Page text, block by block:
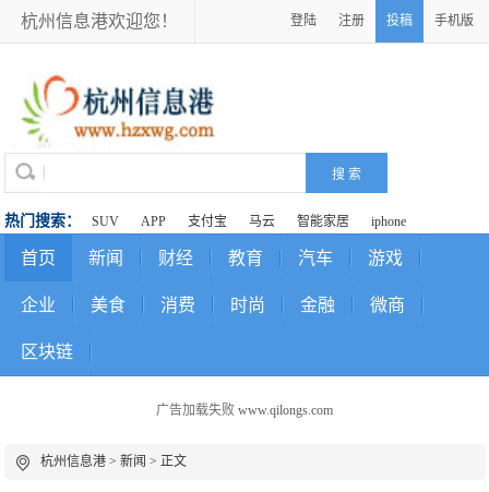
杭州信息港欢迎您！ 登陆 注册 投稿 手机版
热门搜索： SUV APP 支付宝 马云 智能家居 iphone
首页 新闻 财经 教育 汽车 游戏
企业 美食 消费 时尚 金融 微商
区块链
广告加载失败 www.qilongs.com
杭州信息港 >新闻 > 正文